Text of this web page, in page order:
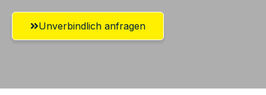
Unverbindlich anfragen